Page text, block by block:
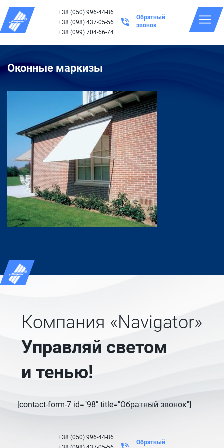
+38 (050) 996-44-86
+38 (098) 437-05-56
+38 (099) 704-66-74
Обратный
звонок
Оконные маркизы
Компания «Navigator»
Управляй светом
и тенью!
[contact-form-7 id="98" title="Обратный звонок"]
+38 (050) 996-44-86
Обратный